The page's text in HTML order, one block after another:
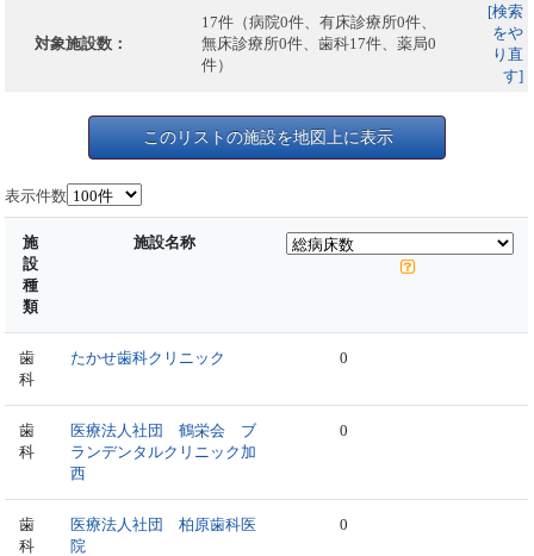
対象施設数：
17件（病院0件、有床診療所0件、
無床診療所0件、歯科17件、薬局0
件）
[検索
をや
り直
す]
このリストの施設を地図上に表示
表示件数
施
設
種
類
施設名称
歯
科
たかせ歯科クリニック 0
歯
科
医療法人社団 鶴栄会 ブ
ランデンタルクリニック加
西
0
歯
科
医療法人社団 柏原歯科医
院
0